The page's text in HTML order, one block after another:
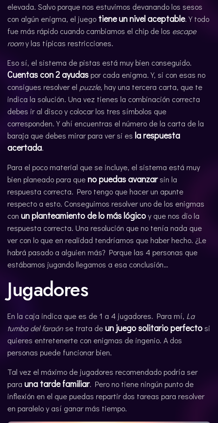
elevada. Salvo porque nos estuvimos devanando los sesos
con algún enigma, el juego tiene un nivel aceptable. Y todo
fue más rápido cuando cambiamos el chip de los escape
roomy las típicas restricciones.
Eso sí, el sistema de pistas está muy bien conseguido.
Cuentas con 2 ayudaspor cada enigma. Y, si con esas no
consigues resolver el puzzle, hay una tercera carta, que te
indica la solución. Una vez tienes la combinación correcta
debes ir al disco y colocar los tres símbolos que
corresponden. Y ahí encuentras el número de la carta de la
baraja que debes mirar para ver si es la respuesta
acertada.
Para el poco material que se incluye, el sistema está muy
bien planeado para queno puedas avanzarsin la
respuesta correcta. Pero tengo que hacer un apunte
respecto a esto. Conseguimos resolver uno de los enigmas
con un planteamiento de lo más lógicoy que nos dio la
respuesta correcta. Una resolución que no tenía nada que
ver con lo que en realidad tendríamos que haber hecho. ¿Le
habrá pasado a alguien más? Porque las 4 personas que
estábamos jugando llegamos a esa conclusión…
Jugadores
En la caja indica que es de 1 a 4 jugadores. Para mí, La
tumba del faraónse trata deun juego solitario perfectosi
quieres entretenerte con enigmas de ingenio. A dos
personas puede funcionar bien.
Tal vez el máximo de jugadores recomendado podría ser
para una tarde familiar. Pero no tiene ningún punto de
inflexión en el que puedas repartir dos tareas para resolver
en paralelo y así ganar más tiempo.